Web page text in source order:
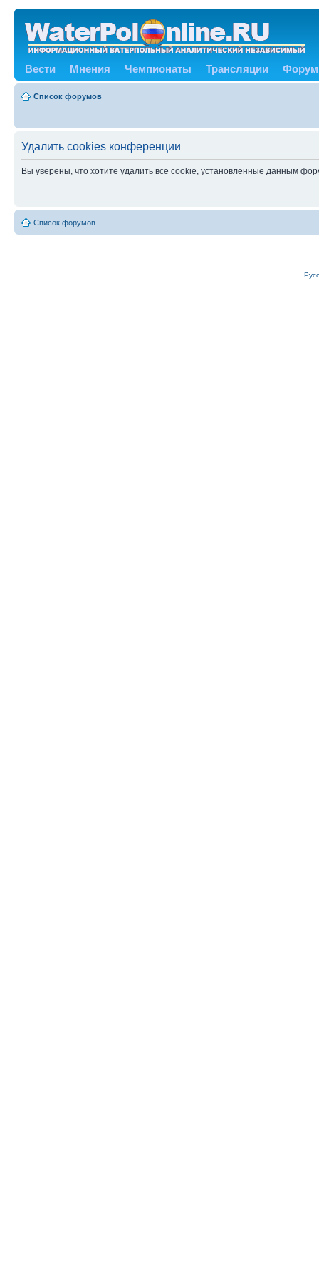
Вести Мнения Чемпионаты Трансляции Форум
Список форумов
Удалить cookies конференции
Вы уверены, что хотите удалить все cookie, установленные данным
Список форумов